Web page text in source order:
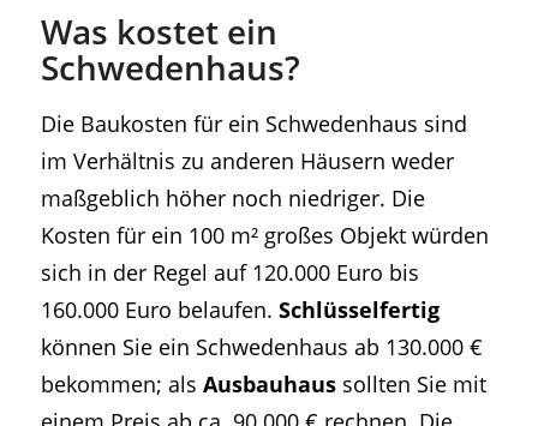
Was kostet ein
Schwedenhaus?
Die Baukosten für ein Schwedenhaus sind
im Verhältnis zu anderen Häusern weder
maßgeblich höher noch niedriger. Die
Kosten für ein 100 m² großes Objekt würden
sich in der Regel auf 120.000 Euro bis
160.000 Euro belaufen. Schlüsselfertig
können Sie ein Schwedenhaus ab 130.000 €
bekommen; als Ausbauhaussollten Sie mit